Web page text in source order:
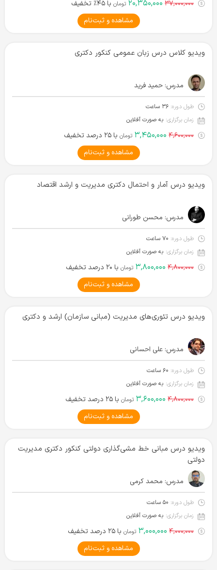
۳۷,۰۰۰,۰۰۰ ۲۰,۳۵۰,۰۰۰ تومان با ۴۵٪ تخفیف
مشاهده و ثبت‌نام
ویدیو کلاس درس زبان عمومی کنکور دکتری
مدرس: حمید فرید
طول دوره: ۳۶ ساعت
زمان برگزاری: به صورت آفلاین
۴,۶۰۰,۰۰۰ ۳,۴۵۰,۰۰۰ تومان با ۲۵ درصد تخفیف
مشاهده و ثبت‌نام
ویدیو درس آمار و احتمال دکتری مدیریت و ارشد اقتصاد
مدرس: محسن طورانی
طول دوره: ۷۰ ساعت
زمان برگزاری: به صورت آفلاین
۴,۸۰۰,۰۰۰ ۳,۸۰۰,۰۰۰ تومان با ۲۰ درصد تخفیف
مشاهده و ثبت‌نام
ویدیو درس تئوری‌های مدیریت (مبانی سازمان) ارشد و دکتری
مدرس: علی احسانی
طول دوره: ۶۰ ساعت
زمان برگزاری: به صورت آفلاین
۴,۸۰۰,۰۰۰ ۳,۶۰۰,۰۰۰ تومان با ۲۵ درصد تخفیف
مشاهده و ثبت‌نام
ویدیو درس مبانی خط مشی‌گذاری دولتی کنکور دکتری مدیریت
دولتی
مدرس: محمد کرمی
طول دوره: ۵۰ ساعت
زمان برگزاری: به صورت آفلاین
۴,۰۰۰,۰۰۰ ۳,۰۰۰,۰۰۰ تومان با ۲۵ درصد تخفیف
مشاهده و ثبت‌نام